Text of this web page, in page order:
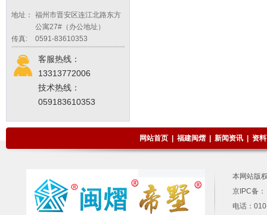
地址：
福州市晋安区连江北路东方
公寓27#（办公地址）
传真:
0591-83610353
客服热线：
13313772006
技术热线：
059183610353
网站首页| 福建闽熠| 新闻资讯| 资
本网站版
京IPC备：
电话：